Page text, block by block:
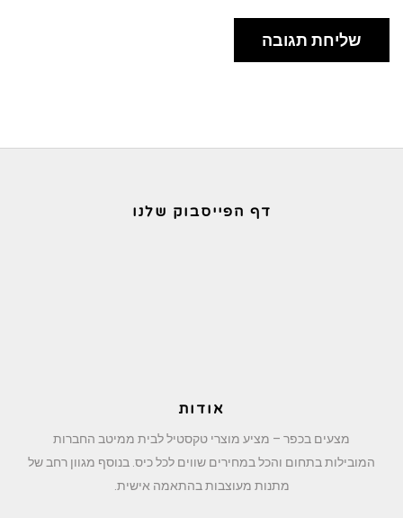
דף הפייסבוק שלנו
אודות
מצעים בכפר – מציע מוצרי טקסטיל לבית ממיטב החברות
המובילות בתחום והכל במחירים שווים לכל כיס. בנוסף מגוון רחב של
מתנות מעוצבות בהתאמה אישית.